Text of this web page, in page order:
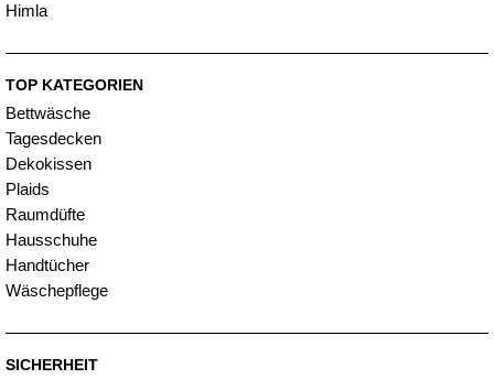
Himla
TOP KATEGORIEN
Bettwäsche
Tagesdecken
Dekokissen
Plaids
Raumdüfte
Hausschuhe
Handtücher
Wäschepflege
SICHERHEIT